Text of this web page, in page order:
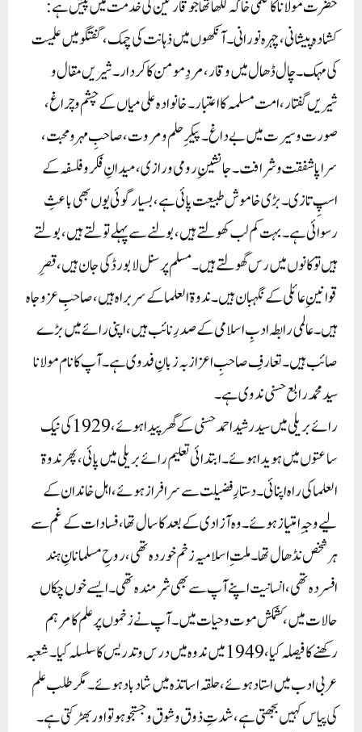
حضرت مولانا کا قلمی خاکہ لکھا تھا جو قارئین کی خدمت میں پیش ہے:
کشادہ پیشانی، چہرہ نورانی۔ آنکھوں میں ذہانت کی چمک، گفتگو میں علمیت
کی مہک۔ چال ڈھال میں وقار، مردِ مومن کا کردار۔ شیریں مقال و
شیریں گفتار، امت مسلمہ کا اعتبار۔ خانوادہ علی میاں کے چشم و چراغ،
صورت و سیرت میں بے داغ۔ پیکرِ حلم و مروت، صاحبِ مہر و محبت،
سراپا شفقت و شرافت۔ جانشینِ رومی و رازی، میدانِ فکر و فلسفہ کے
اسپِ تازی۔ بڑی خاموش طبیعت پائی ہے، بسیار گوئی یوں بھی باعثِ
رسوائی ہے۔ بہت کم لب کھولتے ہیں، بولنے سے پہلے تولتے ہیں، بولتے
ہیں تو کانوں میں رس گھولتے ہیں۔ مسلم پرسنل لا بورڈ کی جان ہیں، قصرِ
قوانینِ عائلی کے نگہبان ہیں۔ ندوۃ العلما کے سربراہ ہیں، صاحبِ عزوجاہ
ہیں۔ عالمی رابطہ ادبِ اسلامی کے صدرِ نائب ہیں، اپنی رائے میں بڑے
صائب ہیں۔ تعارفِ صاحبِ اعزاز بہ زبانِ فدوی ہے۔ آپ کا نام مولانا
سید محمد رابع حسنی ندوی ہے۔
رائے بریلی میں سید رشید احمد حسنی کے گھر پیدا ہوئے،1929 کی نیک
ساعتوں میں ہویدا ہوئے۔ ابتدائی تعلیم رائے بریلی میں پائی، پھر ندوۃ
العلما کی راہ اپنائی۔ دستارِ فضیلت سے سرافراز ہوئے، اہل خاندان کے
لیے وجہِ امتیاز ہوئے۔ وہ آزادی کے بعد کا سال تھا، فسادات کے غم سے
ہر شخص نڈھال تھا۔ ملتِ اسلامیہ زخم خوردہ تھی، روحِ مسلمانانِ ہند
افسردہ تھی، انسانیت اپنے آپ سے بھی شرمندہ تھی۔ ایسے خوں چکاں
حالات میں، کشمکش موت و حیات میں۔ آپ نے زخموں پر علم کا مرہم
رکھنے کا فیصلہ کیا، 1949 میں ندوہ میں درس و تدریس کا سلسلہ کیا۔ شعبہ
عربی ادب میں استاد ہوئے، حلقہ اساتذہ میں شاد باد ہوئے۔ مگر طلب علم
کی پیاس کہیں بجھتی ہے، شدتِ ذوق و شوق و جستجو ہو تو اور بھڑکتی ہے۔